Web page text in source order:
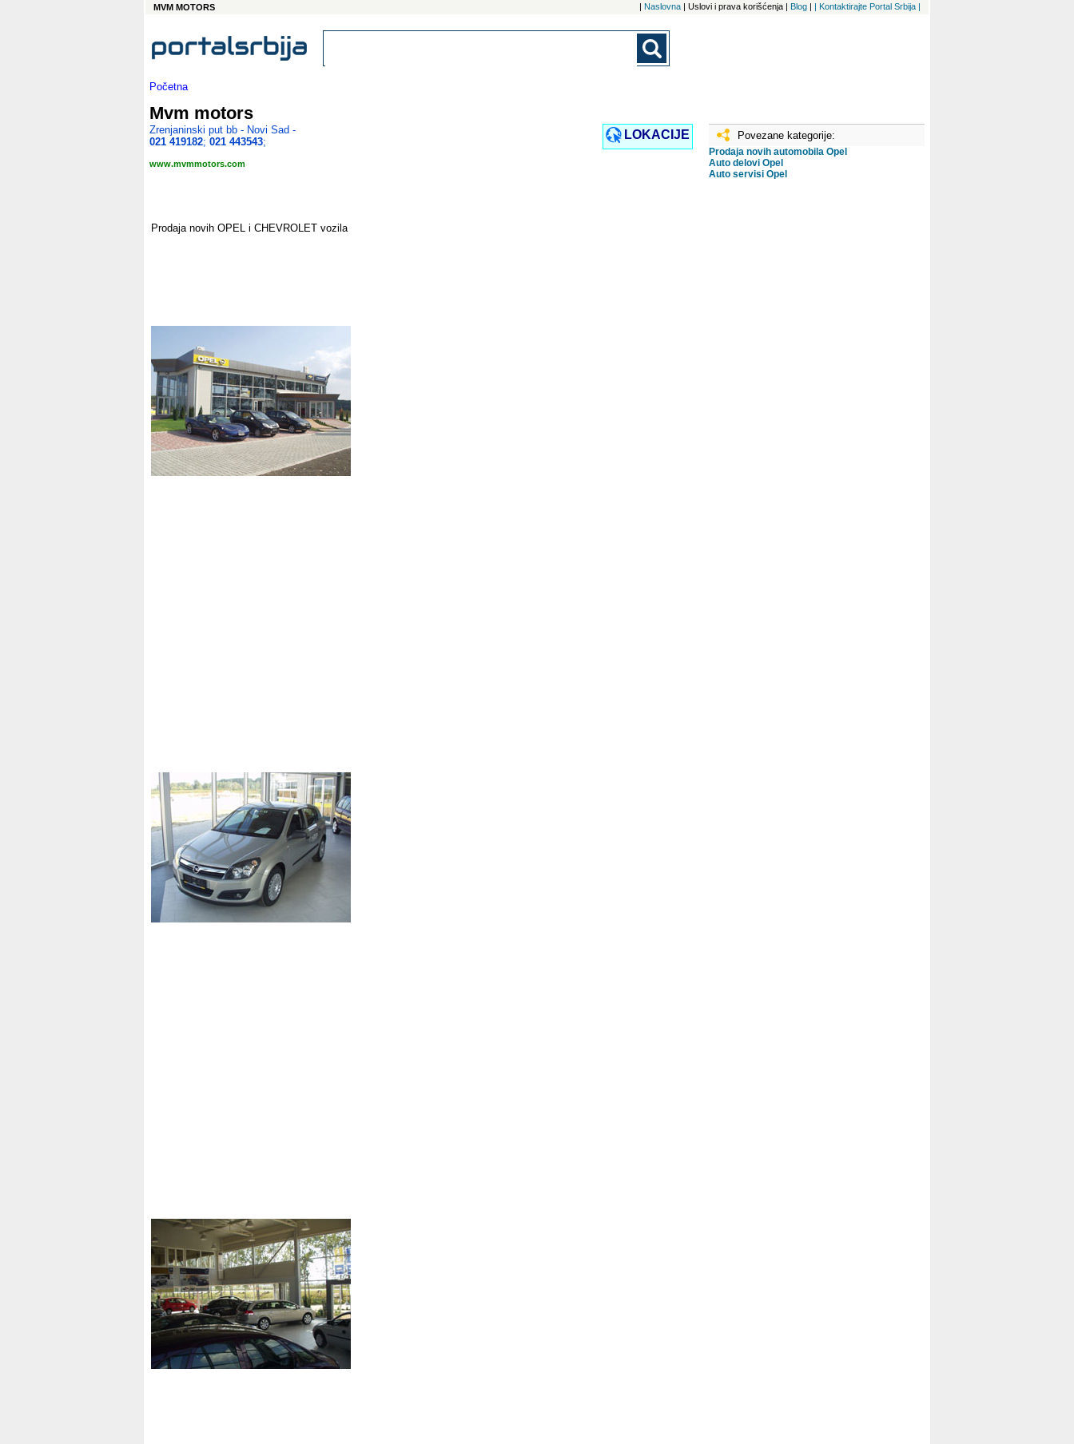
MVM MOTORS | Naslovna | Uslovi i prava korišćenja | Blog | | Kontaktirajte Portal Srbija |
Početna
Mvm motors
Prodaja novih OPEL i CHEVROLET vozila
Zrenjaninski put bb - Novi Sad -
021 419182; 021 443543;
LOKACIJE
www.mvmmotors.com
Povezane kategorije:
Prodaja novih automobila Opel
Auto delovi Opel
Auto servisi Opel